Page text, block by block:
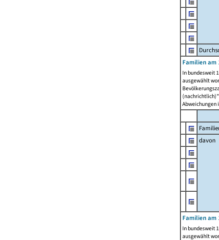
Familien am
In bundesweit
ausgewählt
Abweichungen
davon
Familien am
In bundesweit
ausgewählt